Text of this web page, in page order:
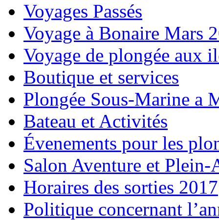
Voyages Passés
Voyage à Bonaire Mars
Voyage de plongée aux
Boutique et services
Plongée Sous-Marine a
Bateau et Activités
Évenements pour les
Salon Aventure et
Horaires des sorties 2017
Politique concernant